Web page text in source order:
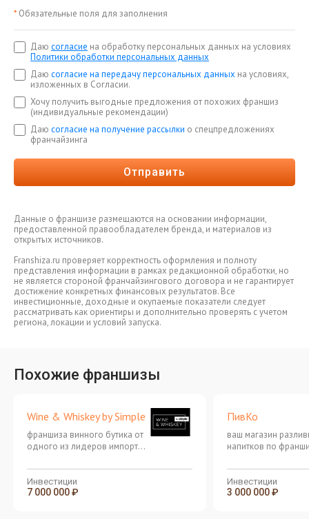
* Обязательные поля для заполнения
Даю согласие на обработку персональных данных на условиях
Политики обработки персональных данных
Даю согласие на передачу персональных данных на условиях,
изложенных в Согласии.
Хочу получить выгодные предложения от похожих франшиз
(индивидуальные рекомендации)
Даю согласие на получение рассылки о спецпредложениях
франчайзинга
Отправить
Данные о франшизе размещаются на основании информации,
предоставленной правообладателем бренда, и материалов из
открытых источников.
Franshiza.ru проверяет корректность оформления и полноту
представления информации в рамках редакционной обработки, но
не является стороной франчайзингового договора и не гарантирует
достижение конкретных финансовых результатов. Все
инвестиционные, доходные и окупаемые показатели следует
рассматривать как ориентиры и дополнительно проверять с учетом
региона, локации и условий запуска.
Похожие франшизы
Wine & Whiskey by Simple
франшиза винного бутика от
одного из лидеров импорта
Инвестиции
7 000 000 ₽
ПивКо
ваш магазин
напитков по
руб. чистой
ежемесячно!
Инвестиции
3 000 000 ₽